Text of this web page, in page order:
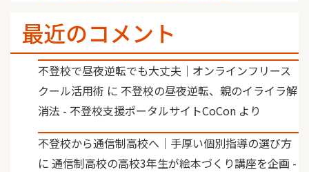
最近のコメント
不登校で昼夜逆転でも大丈夫｜オンラインフリース
クール活用術 に 不登校の昼夜逆転、親のイライラ解
消法 - 不登校支援ポータルサイトCoCon より
不登校から通信制高校へ｜手厚い個別指導の選び方
に 通信制高校の高校3年生が絵本づくり講座を企画 -